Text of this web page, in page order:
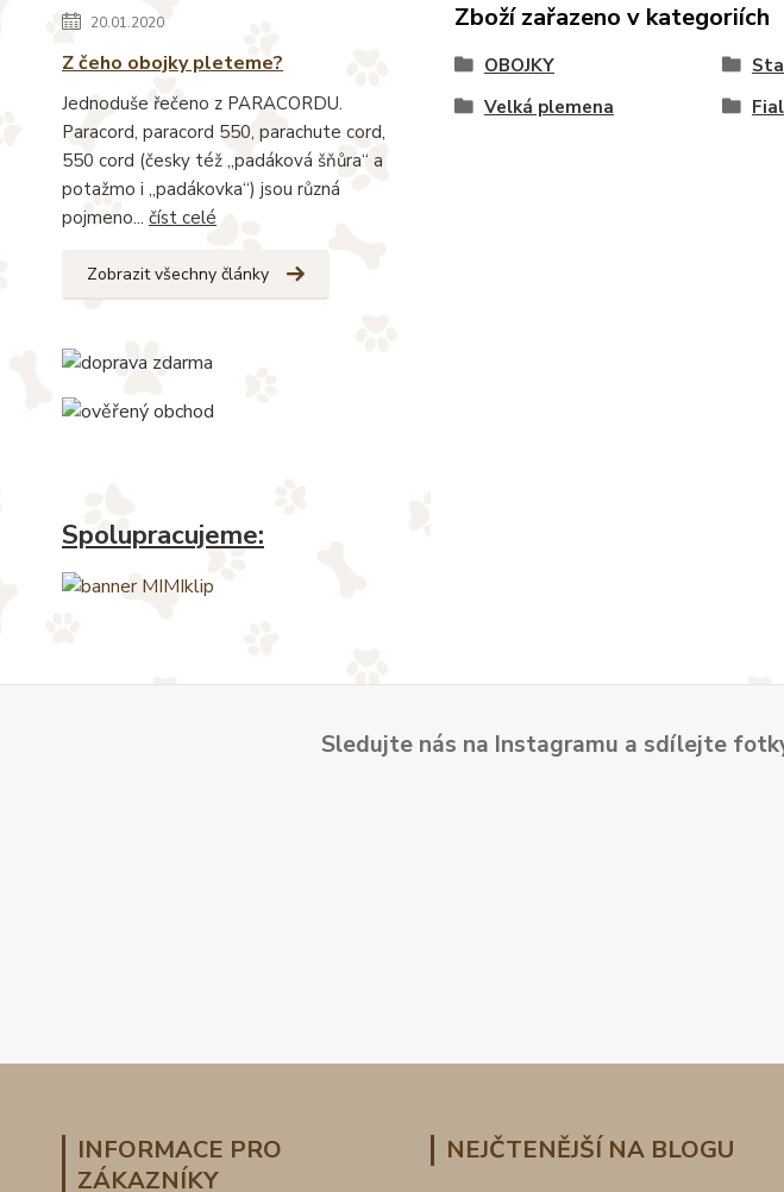
20.01.2020
Z čeho obojky pleteme?
Jednoduše řečeno z PARACORDU.
Paracord, paracord 550, parachute cord,
550 cord (česky též „padáková šňůra“ a
potažmo i „padákovka“) jsou různá
pojmeno... číst celé
Zobrazit všechny články
Spolupracujeme:
Zboží zařazeno v kategoriích
OBOJKY
Velká plemena
Sledujte nás na Instagramu a sdílejte
INFORMACE PRO
ZÁKAZNÍKY
NEJČTENĚJŠÍ NA BLOGU